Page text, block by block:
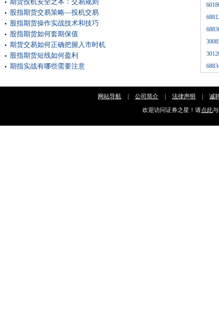
期货投机安全之本：交易规则
股指期货交易策略—投机交易
股指期货操作实战技术和技巧
股指期货如何套期保值
期货交易如何正确把握入市时机
股指期货短线如何盈利
期指实战有哪些需要注意
网站导航 | 公司简介 | 法律声明 |
诚
欢迎访问证券之星！请点此